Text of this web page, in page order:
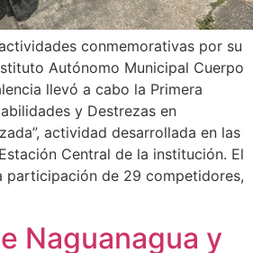
conmemorativas por su
Autónomo Municipal Cuerpo
llevó a cabo la Primera
y Destrezas en
actividad desarrollada en las
Central de la institución. El
participación de 29 competidores,
Naguanagua y